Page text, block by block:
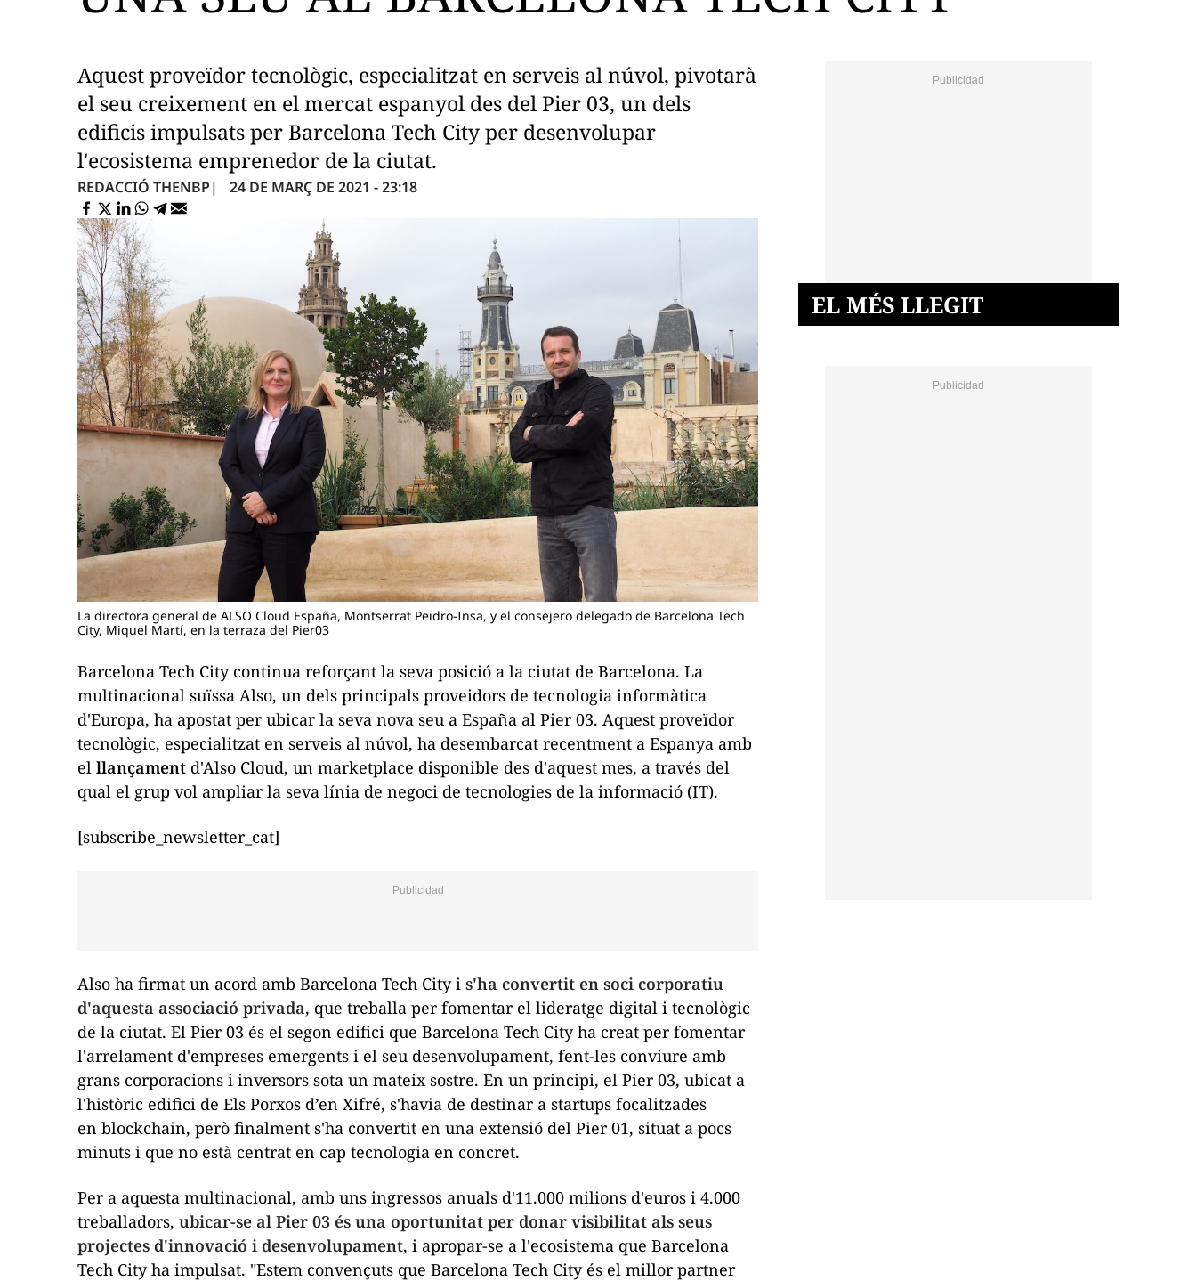
Aquest proveïdor tecnològic, especialitzat en serveis al núvol, pivotarà
el seu creixement en el mercat espanyol des del Pier 03, un dels
edificis impulsats per Barcelona Tech City per desenvolupar
l'ecosistema emprenedor de la ciutat.
REDACCIÓ THENBP 24 DE MARÇ DE 2021 - 23:18
La directora general de ALSO Cloud España, Montserrat Peidro-Insa, y el consejero delegado de Barcelona Tech
City, Miquel Martí, en la terraza del Pier03
Barcelona Tech City continua reforçant la seva posició a la ciutat de Barcelona. La
multinacional suïssa Also, un dels principals proveidors de tecnologia informàtica
d'Europa, ha apostat per ubicar la seva nova seu a España al Pier 03. Aquest proveïdor
tecnològic, especialitzat en serveis al núvol, ha desembarcat recentment a Espanya amb
el llançament d'Also Cloud, un marketplace disponible des d'aquest mes, a través del
qual el grup vol ampliar la seva línia de negoci de tecnologies de la informació (IT).
[subscribe_newsletter_cat]
Also ha firmat un acord amb Barcelona Tech City i s'ha convertit en soci corporatiu
d'aquesta associació privada, que treballa per fomentar el lideratge digital i tecnològic
de la ciutat. El Pier 03 és el segon edifici que Barcelona Tech City ha creat per fomentar
l'arrelament d'empreses emergents i el seu desenvolupament, fent-les conviure amb
grans corporacions i inversors sota un mateix sostre. En un principi, el Pier 03, ubicat a
l'històric edifici de Els Porxos d’en Xifré, s'havia de destinar a startups focalitzades
en blockchain, però finalment s'ha convertit en una extensió del Pier 01, situat a pocs
minuts i que no està centrat en cap tecnologia en concret.
Per a aquesta multinacional, amb uns ingressos anuals d'11.000 milions d'euros i 4.000
treballadors, ubicar-se al Pier 03 és una oportunitat per donar visibilitat als seus
projectes d'innovació i desenvolupament, i apropar-se a l'ecosistema que Barcelona
Tech City ha impulsat. "Estem convençuts que Barcelona Tech City és el millorpartner
EL MÉS LLEGIT